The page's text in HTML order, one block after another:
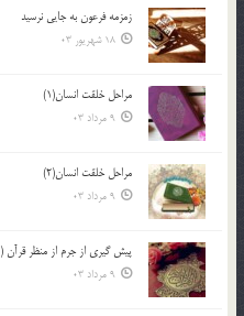
زمزمه فرعون به جايي نرسيد
18 شهریور 03
مراحل خلقت انسان(1)
9 مرداد 03
مراحل خلقت انسان(2)
9 مرداد 03
پيش گيري از جرم از منظر قرآن (1)
9 مرداد 03